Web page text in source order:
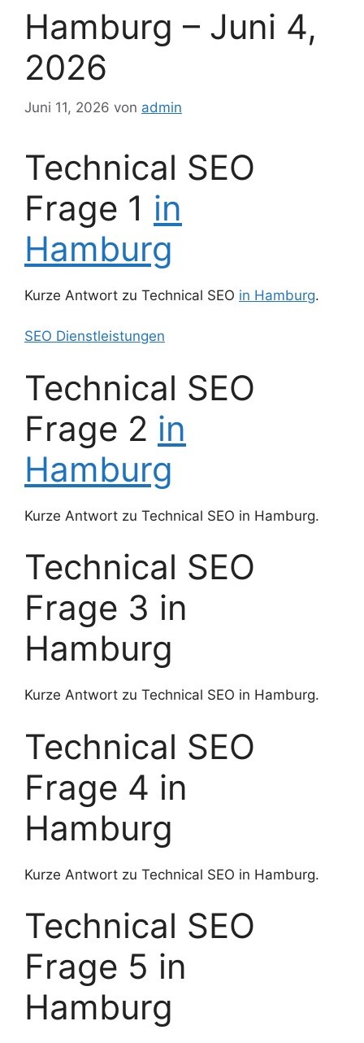
Hamburg – Juni 4,
2026
Juni 11, 2026 von admin
Technical SEO
Frage 1 in
Hamburg
Kurze Antwort zu Technical SEO in Hamburg.
SEO Dienstleistungen
Technical SEO
Frage 2 in
Hamburg
Kurze Antwort zu Technical SEO in Hamburg.
Technical SEO
Frage 3 in
Hamburg
Kurze Antwort zu Technical SEO in Hamburg.
Technical SEO
Frage 4 in
Hamburg
Kurze Antwort zu Technical SEO in Hamburg.
Technical SEO
Frage 5 in
Hamburg